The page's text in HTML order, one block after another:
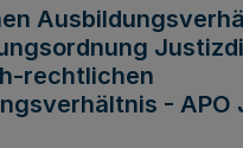
rechtlichen
- APO